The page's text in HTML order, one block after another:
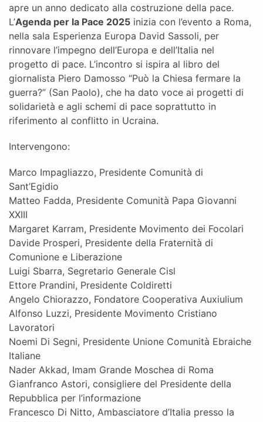
apre un anno dedicato alla costruzione della pace.
L’Agenda per la Pace 2025 inizia con l’evento a Roma,
nella sala Esperienza Europa David Sassoli, per
rinnovare l’impegno dell’Europa e dell’Italia nel
progetto di pace. L’incontro si ispira al libro del
giornalista Piero Damosso “Può la Chiesa fermare la
guerra?” (San Paolo), che ha dato voce ai progetti di
solidarietà e agli schemi di pace soprattutto in
riferimento al conflitto in Ucraina.
Intervengono:
Marco Impagliazzo, Presidente Comunità di
Sant’Egidio
Matteo Fadda, Presidente Comunità Papa Giovanni
XXIII
Margaret Karram, Presidente Movimento dei Focolari
Davide Prosperi, Presidente della Fraternità di
Comunione e Liberazione
Luigi Sbarra, Segretario Generale Cisl
Ettore Prandini, Presidente Coldiretti
Angelo Chiorazzo, Fondatore Cooperativa Auxiulium
Alfonso Luzzi, Presidente Movimento Cristiano
Lavoratori
Noemi Di Segni, Presidente Unione Comunità Ebraiche
Italiane
Nader Akkad, Imam Grande Moschea di Roma
Gianfranco Astori, consigliere del Presidente della
Repubblica per l’informazione
Francesco Di Nitto, Ambasciatore d’Italia presso la